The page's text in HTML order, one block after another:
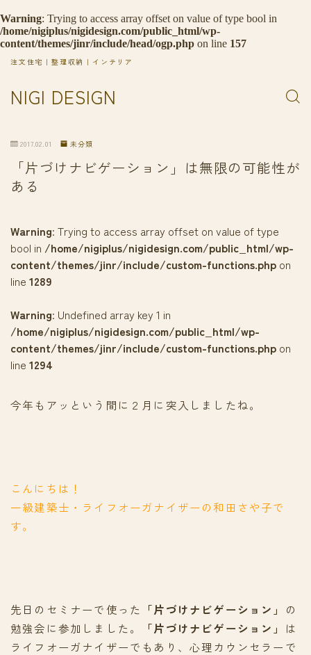
Warning: Trying to access array offset on value of type bool in
/home/nigiplus/nigidesign.com/public_html/wp-
content/themes/jinr/include/head/ogp.php on line 157
NIGI DESIGN
注文住宅｜整理収納｜インテリア
2017.02.01 未分類
「片づけナビゲーション」は無限の可能性が
ある
Warning: Trying to access array offset on value of type
bool in /home/nigiplus/nigidesign.com/public_html/wp-
content/themes/jinr/include/custom-functions.php on
line 1289
Warning: Undefined array key 1 in
/home/nigiplus/nigidesign.com/public_html/wp-
content/themes/jinr/include/custom-functions.php on
line 1294
今年もアッという間に２月に突入しましたね。
こんにちは！
一級建築士・ライフオーガナイザーの和田さや子で
す。
先日のセミナーで使った 「片づけナビゲーション」
の
勉強会に参加しました。
「片づけナビゲーション」
は
ライフオーガナイザーでもあり、心理カウンセラーで